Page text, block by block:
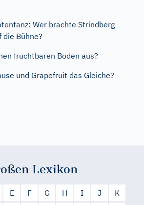
Wer brachte Strindberg
Bühne?
fruchtbaren Boden aus?
und Grapefruit das Gleiche?
Lexikon
E F G H I J
K